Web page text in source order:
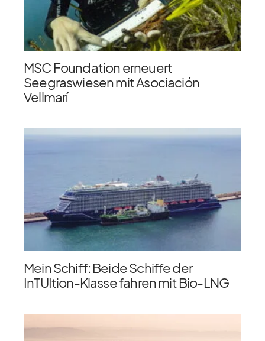
MSC Foundation erneuert
Seegraswiesen mit Asociación
Vellmarí
Mein Schiff: Beide Schiffe der
InTUItion-Klasse fahren mit Bio-LNG